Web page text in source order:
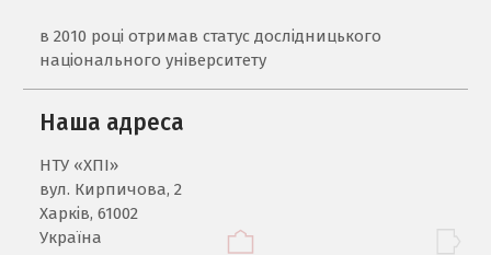
в 2010 році отримав статус дослідницького
національного університету
Наша адреса
НТУ «ХПI»
вул. Кирпичова, 2
Харків, 61002
Україна